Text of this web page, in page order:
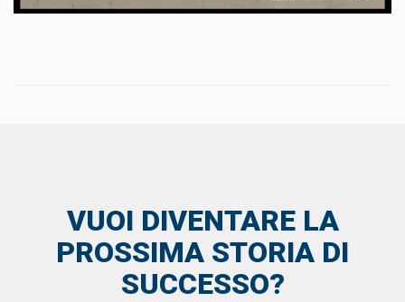
VUOI DIVENTARE LA
PROSSIMA STORIA DI
SUCCESSO?